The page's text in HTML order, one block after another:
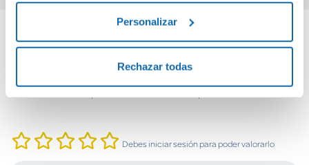
Personalizar
Rechazar todas
Cuéntanos tu opinión
Debes iniciar sesión para poder valorarlo